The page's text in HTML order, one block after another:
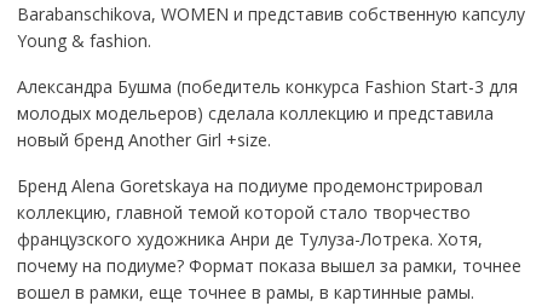
Barabanschikova, WOMEN и представив собственную капсулу
Young & fashion.
Александра Бушма (победитель конкурса Fashion Start-3 для
молодых модельеров) сделала коллекцию и представила
новый бренд Another Girl +size.
Бренд Alena Goretskaya на подиуме продемонстрировал
коллекцию, главной темой которой стало творчество
французского художника Анри де Тулуза-Лотрека. Хотя,
почему на подиуме? Формат показа вышел за рамки, точнее
вошел в рамки, еще точнее в рамы, в картинные рамы.